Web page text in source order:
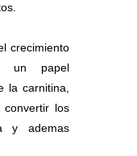
crecimiento
un papel
la carnitina,
convertir los
y ademas